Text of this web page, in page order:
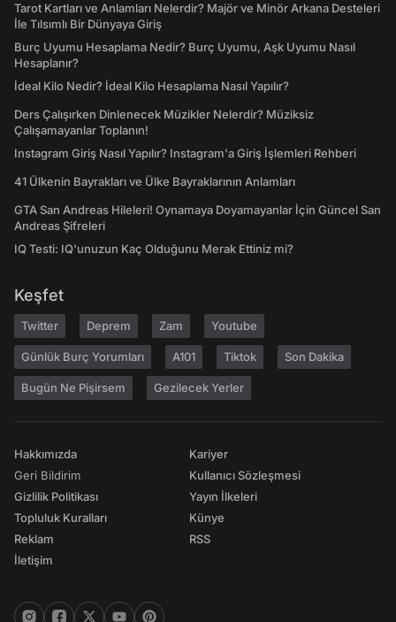
Tarot Kartları ve Anlamları Nelerdir? Majör ve Minör Arkana Desteleri
İle Tılsımlı Bir Dünyaya Giriş
Burç Uyumu Hesaplama Nedir? Burç Uyumu, Aşk Uyumu Nasıl
Hesaplanır?
İdeal Kilo Nedir? İdeal Kilo Hesaplama Nasıl Yapılır?
Ders Çalışırken Dinlenecek Müzikler Nelerdir? Müziksiz
Çalışamayanlar Toplanın!
Instagram Giriş Nasıl Yapılır? Instagram'a Giriş İşlemleri Rehberi
41 Ülkenin Bayrakları ve Ülke Bayraklarının Anlamları
GTA San Andreas Hileleri! Oynamaya Doyamayanlar İçin Güncel San
Andreas Şifreleri
IQ Testi: IQ'unuzun Kaç Olduğunu Merak Ettiniz mi?
Keşfet
Twitter Deprem Zam Youtube
Günlük Burç Yorumları A101 Tiktok Son Dakika
Bugün Ne Pişirsem Gezilecek Yerler
Hakkımızda
Geri Bildirim
Gizlilik Politikası
Topluluk Kuralları
Reklam
İletişim
Kariyer
Kullanıcı Sözleşmesi
Yayın İlkeleri
Künye
RSS